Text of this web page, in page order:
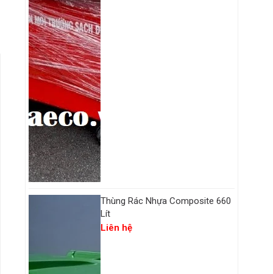
Thùng Rác Nhựa Composite 660
Lít
Liên hệ